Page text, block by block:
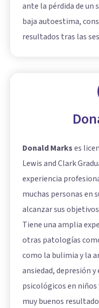
ante la pérdida de un
baja autoestima,
resultados tras las
Donald Markses
Lewis and Clark
experiencia
muchas personas en
alcanzar sus
Tiene una amplia
otras patologías
como la bulimia y la
ansiedad, depresión
psicológicos en
muy buenos